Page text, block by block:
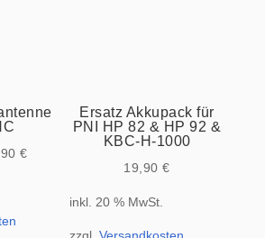
€
€Aktueller
Ersatz Akkupack für
PNI HP 82 & HP 92 &
KBC-H-1000
19,90€
inkl. 20 % MwSt.
zzgl.Versandkosten